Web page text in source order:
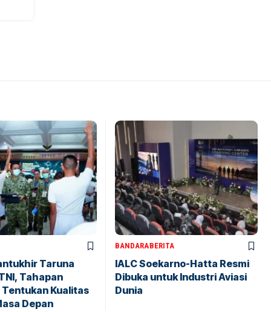
Taruna
Tahapan
Kualitas
Depan
BANDARABERITA
IALC Soekarno-Hatta Resmi
Dibuka untuk Industri Aviasi
Dunia